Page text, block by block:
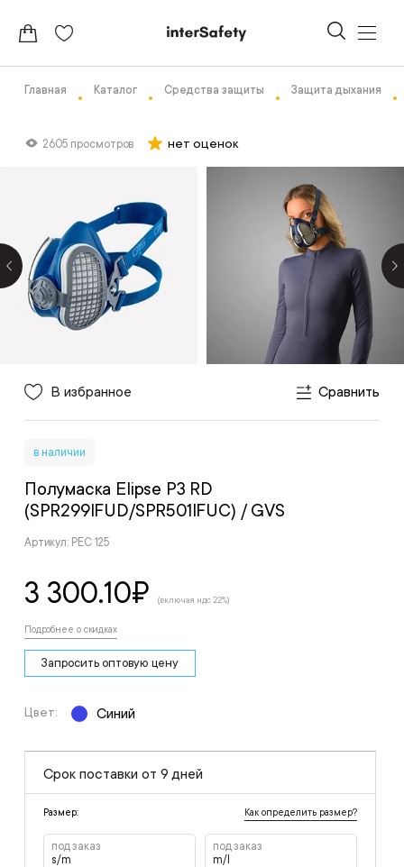
Главная Каталог Средства защиты Защита дыхания
2605 просмотров нет оценок
В избранное Сравнить
в наличии
Полумаска Elipse P3 RD
(SPR299IFUD/SPR501IFUC) / GVS
Артикул: РЕС 125
3 300.10₽ (включая ндс 22%)
Подробнее о скидках
Запросить оптовую цену
Цвет: Синий
Срок поставки от 9 дней
Размер: Как определить размер?
под заказ
s/m
под заказ
m/l